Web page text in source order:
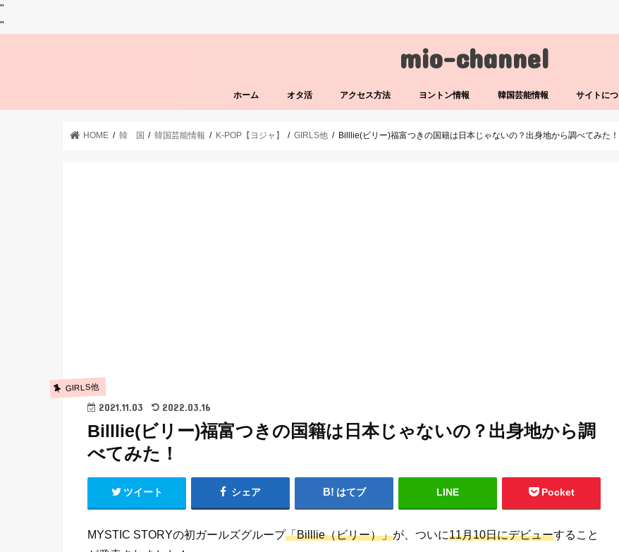
"
"
mio-channel
ホーム オタ活 アクセス方法 ヨントン情報 韓国芸能情報 サイトに
HOME 韓 国 韓国芸能情報 K-POP【ヨジャ】 GIRLS他 Billlie(ビリー)福富つきの国籍は日本じゃないの？出身地から調べてみた！
GIRLS他
2021.11.03 2022.03.16
Billlie(ビリー)福富つきの国籍は日本じゃないの？出身地から調
べてみた！
ツイート シェア はてブ LINE Pocket
MYSTIC STORYの初ガールズグループ「Billlie（ビリー）」が、ついに11月10日にデビューすること